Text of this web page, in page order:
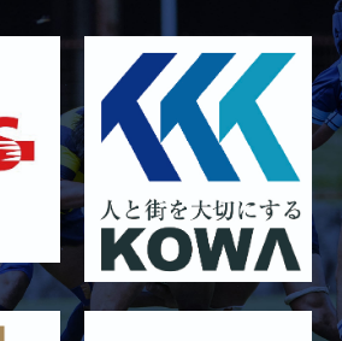
ブンズ
GALLERY
体育大学
GALLERY
社大学
GALLERY
社大学Jr.col.